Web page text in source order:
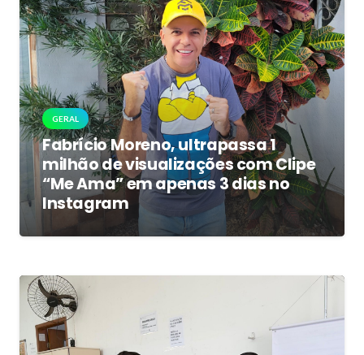
GERAL
Fabrício Moreno, ultrapassa 1
milhão de visualizações com Clipe
“Me Ama” em apenas 3 dias no
Instagram